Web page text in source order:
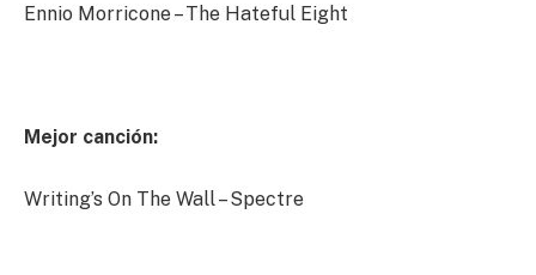
Ennio Morricone – The Hateful Eight
Mejor canción:
Writing’s On The Wall – Spectre